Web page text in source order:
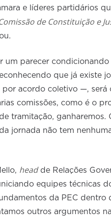
e líderes partidários
de Constituição e
um parecer
que já existe
por acordo coletivo —,
comissões, como é o
tramitação,
jornada não tem
headde Relações
equipes técnicas
da PEC dentro
outros argumentos